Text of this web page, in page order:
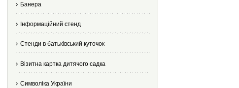
Банера
Інформаційний стенд
Стенди в батьківський куточок
Візитна картка дитячого садка
Cимволіка України